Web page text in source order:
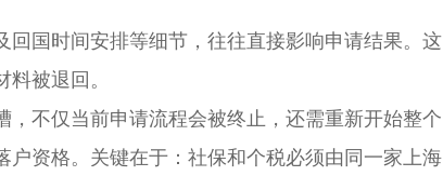
国时间安排等细节，往往直接影响申请结果。这
被退回。
不仅当前申请流程会被终止，还需重新开始整个
资格。关键在于：社保和个税必须由同一家上海